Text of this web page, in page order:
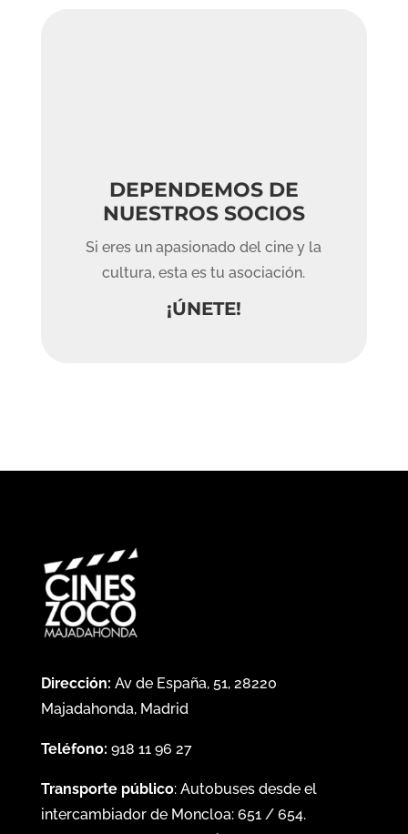
DEPENDEMOS DE
NUESTROS SOCIOS
Si eres un apasionado del cine y la
cultura, esta es tu asociación.
¡ÚNETE!
Dirección: Av de España, 51, 28220
Majadahonda, Madrid
Teléfono: 918 11 96 27
Transporte público: Autobuses desde el
intercambiador de Moncloa: 651/ 654.